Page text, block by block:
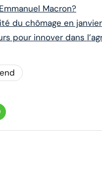
Macron?
du chômage en janvier
pour innover dans